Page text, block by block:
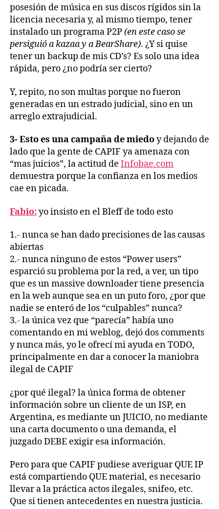
posesión de música en sus discos rígidos sin la
licencia necesaria y, al mismo tiempo, tener
instalado un programa P2P(en este caso se
persiguió a kazaa y a BearShare). ¿Y si quise
tener un backup de mis CD’s? Es solo una idea
rápida, pero ¿no podría ser cierto?
Y, repito, no son multas porque no fueron
generadas en un estrado judicial, sino en un
arreglo extrajudicial.
3- Esto es una campaña de miedoy dejando de
lado que la gente de CAPIF ya amenaza con
“mas juicios”, la actitud de Infobae.com
demuestra porque la confianza en los medios
cae en picada.
Fabio:yo insisto en el Bleff de todo esto
1.- nunca se han dado precisiones de las causas
abiertas
2.- nunca ninguno de estos “Power users”
esparció su problema por la red, a ver, un tipo
que es un massive downloader tiene presencia
en la web aunque sea en un puto foro, ¿por que
nadie se enteró de los “culpables” nunca?
3.- la única vez que “parecía” había uno
comentando en mi weblog, dejó dos comments
y nunca más, yo le ofrecí mi ayuda en TODO,
principalmente en dar a conocer la maniobra
ilegal de CAPIF
¿por qué ilegal? la única forma de obtener
información sobre un cliente de un ISP, en
Argentina, es mediante un JUICIO, no mediante
una carta documento o una demanda, el
juzgado DEBE exigir esa información.
Pero para que CAPIF pudiese averiguar QUE IP
está compartiendo QUE material, es necesario
llevar a la práctica actos ilegales, snifeo, etc.
Que si tienen antecedentes en nuestra justicia.